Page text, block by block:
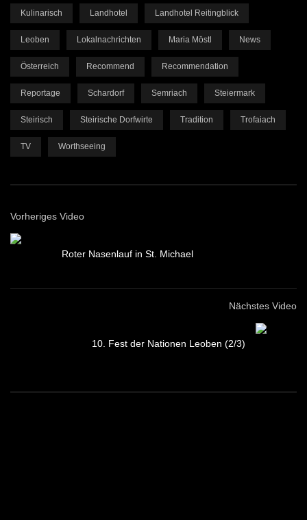
Kulinarisch Landhotel Landhotel Reitingblick
Leoben Lokalnachrichten Maria Möstl News
Österreich Recommend Recommendation
Reportage Schardorf Semriach Steiermark
Steirisch Steirische Dorfwirte Tradition Trofaiach
TV Worthseeing
Vorheriges Video
Roter Nasenlauf in St. Michael
Nächstes Video
10. Fest der Nationen Leoben (2/3)